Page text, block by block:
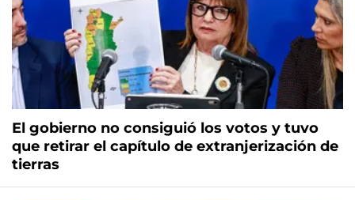
El gobierno no consiguió los votos y tuvo
que retirar el capítulo de extranjerización de
tierras